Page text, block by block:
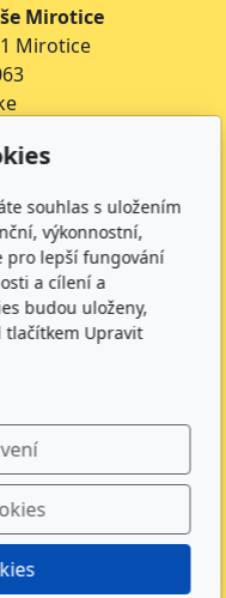
Mirotice
Mirotice
0800
školy
pro předškolní
družina
jídelna
souhlas s uložením
výkonnostní,
pro lepší fungování
a cílení a
budou uloženy,
tlačítkem Upravit